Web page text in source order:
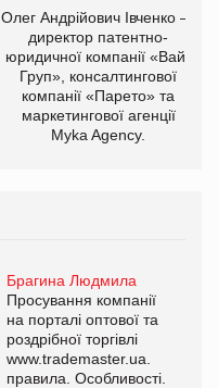
Олег Андрійович Івченко —
директор патентно-
юридичної компанії «Вайз
Груп», консалтингової
компанії «Парето» та
маркетингової агенції
Myka Agency.
Брагина Людмила
Просування компанії
на порталі оптової та
роздрібної торгівлі
www.trademaster.ua.
правила. Особливості.